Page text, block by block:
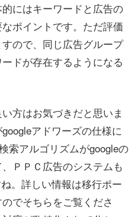
にはキーワードと広告の
ポイントです。ただ評価
ので、同じ広告グループ
ドが存在するようになる
方はお気づきだと思いま
アドワーズの仕様に
索アルゴリズムがgoogleの
ＰＰＣ広告のシステムも
。詳しい情報は移行ポー
でそちらをご覧くださ